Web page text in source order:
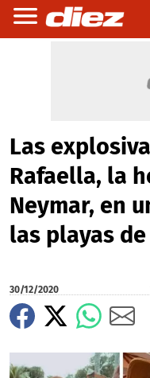
Las
Rafaella, la
Neymar, en
las playas
30/12/2020